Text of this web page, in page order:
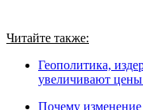
Читайте также:
Геополитика,
увеличивают
Почему изменение